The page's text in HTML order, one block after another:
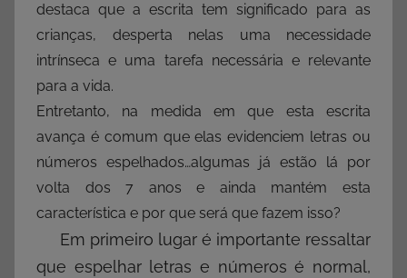
destaca que a escrita tem significado para as
crianças, desperta nelas uma necessidade
intrínseca e uma tarefa necessária e relevante
para a vida.
Entretanto, na medida em que esta escrita
avança é comum que elas evidenciem letras ou
números espelhados…algumas já estão lá por
volta dos 7 anos e ainda mantém esta
característica e por que será que fazem isso?
Em primeiro lugar é importante ressaltar
que espelhar letras e números é normal,